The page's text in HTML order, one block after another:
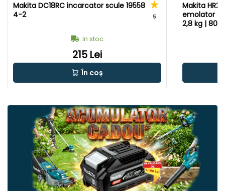
Makita DC18RC incarcator scule 19558
4-2
5
In stoc
215 Lei
În coș
Makita
emolator
2,8 kg | 800